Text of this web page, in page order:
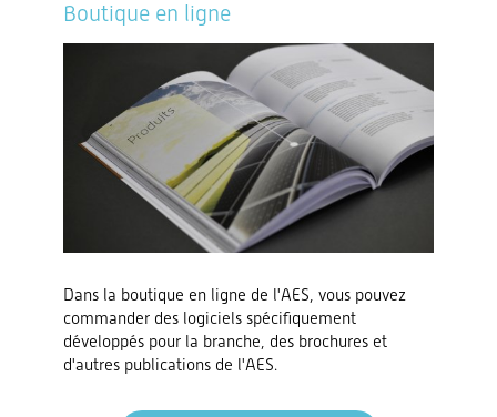
Boutique en ligne
Dans la boutique en ligne de l'AES, vous pouvez
commander des logiciels spécifiquement
développés pour la branche, des brochures et
d'autres publications de l'AES.